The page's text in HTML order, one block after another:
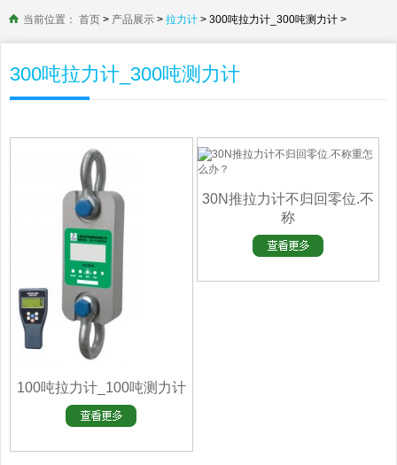
当前位置： 首页 > 产品展示 > 拉力计 > 300吨拉力计_300吨测力计 >
300吨拉力计_300吨测力计
100吨拉力计_100吨测力计
30N推拉力计不归回​零位.不
称